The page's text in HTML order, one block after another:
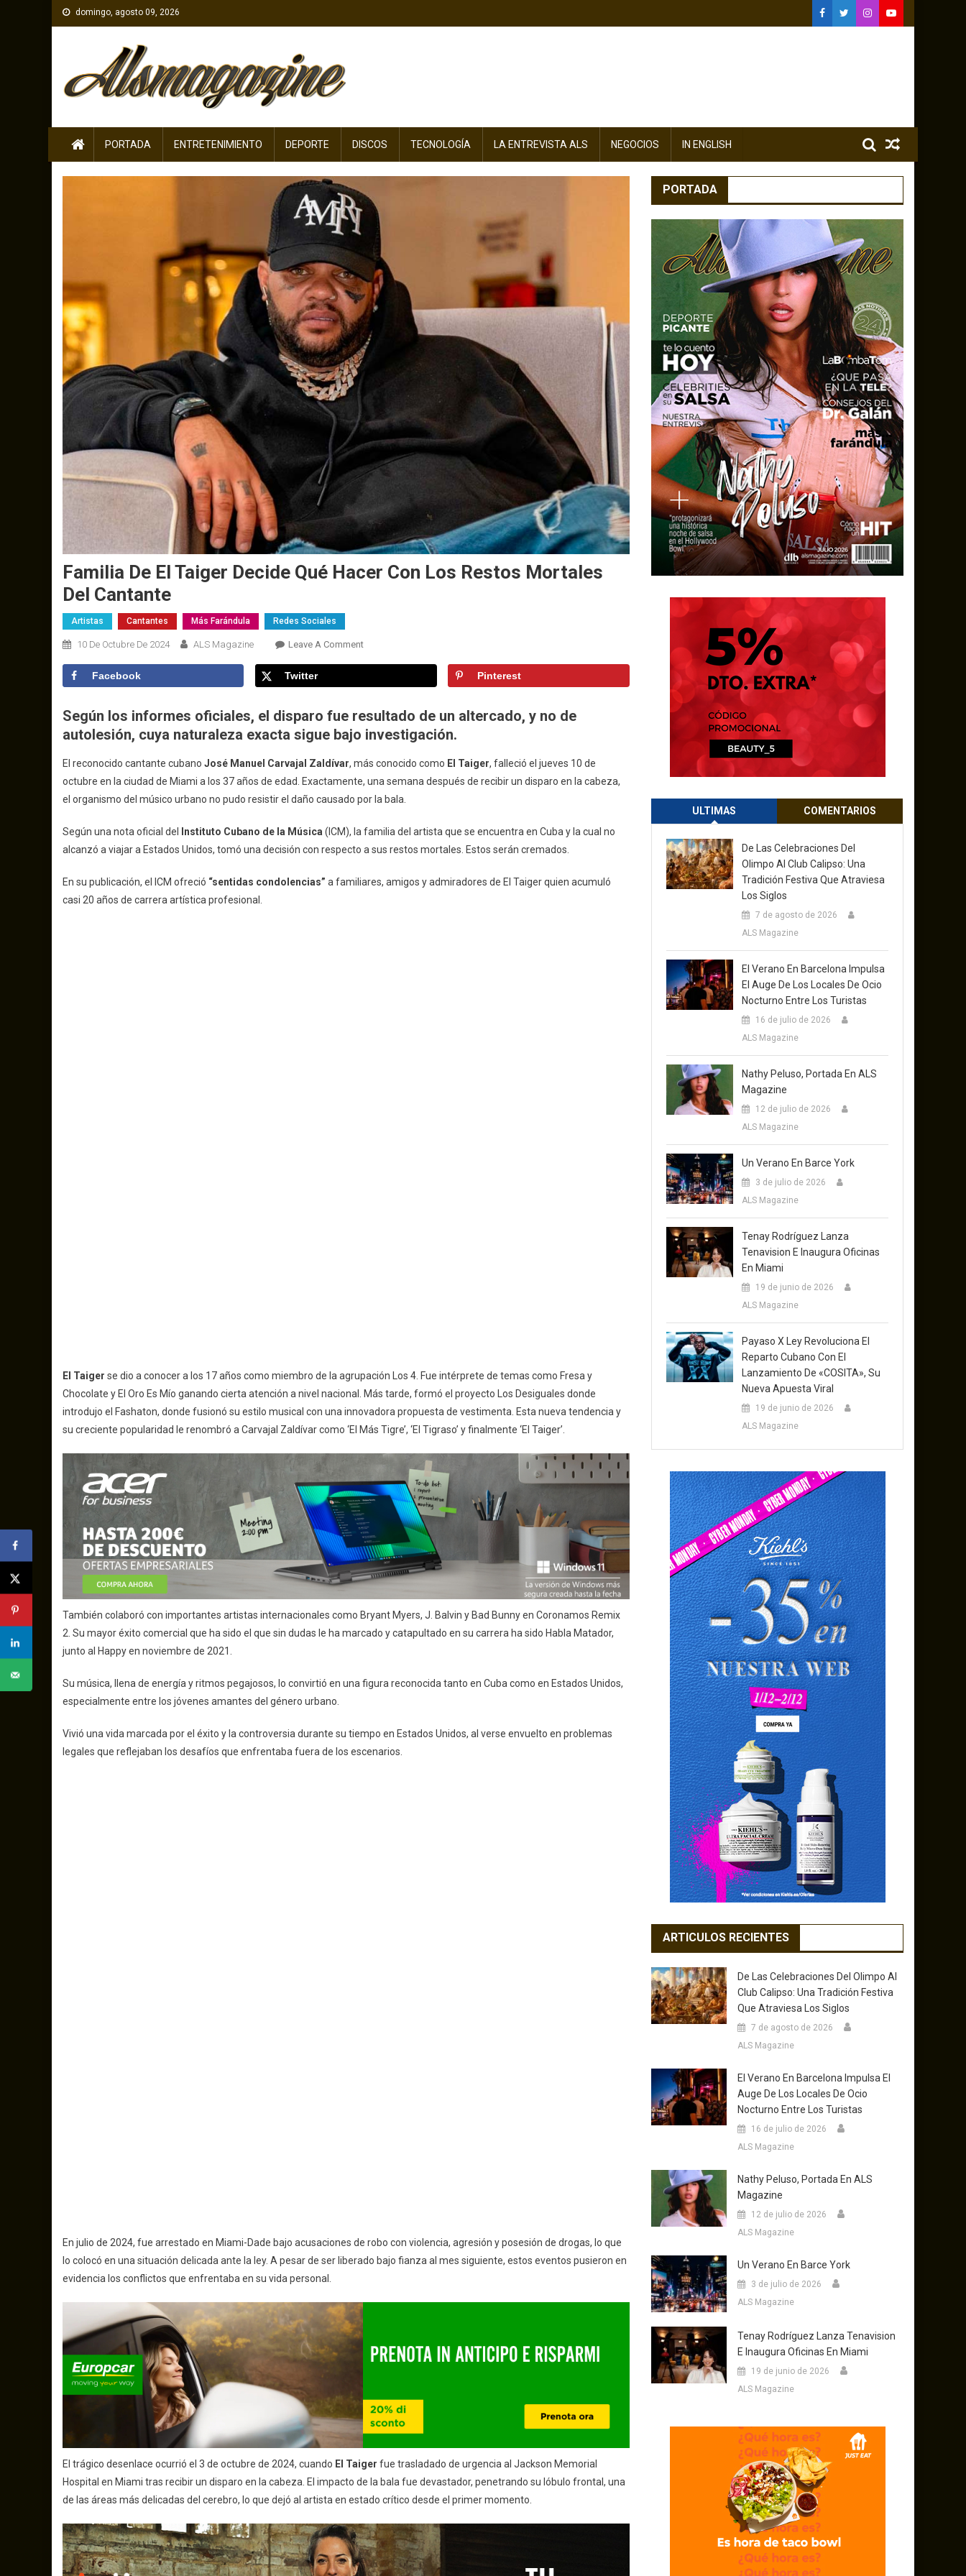
domingo, agosto 09, 2026
PORTADA ENTRETENIMIENTO DEPORTE DISCOS TECNOLOGÍA LA ENTREVISTA ALS NEGOCIOS IN ENGLISH
Familia De El Taiger Decide Qué Hacer Con Los Restos Mortales
Del Cantante
Artistas Cantantes Más Farándula Redes Sociales
10 De Octubre De 2024 ALS Magazine Leave A CommentOn
Taiger
Decide
Qué
Hacer
Los
Mortales
Facebook Twitter Pinterest
Según los informes oficiales, el disparo fue resultado de un altercado, y no de
autolesión, cuya naturaleza exacta sigue bajo investigación.
El reconocido cantante cubano José Manuel Carvajal Zaldívar, más conocido como El Taiger, falleció el jueves 10 de
octubre en la ciudad de Miami a los 37 años de edad. Exactamente, una semana después de recibir un disparo en la cabeza,
el organismo del músico urbano no pudo resistir el daño causado por la bala.
Según una nota oficial del Instituto Cubano de la Música (ICM), la familia del artista que se encuentra en Cuba y la cual no
alcanzó a viajar a Estados Unidos, tomó una decisión con respecto a sus restos mortales. Estos serán cremados.
En su publicación, el ICM ofreció “sentidas condolencias” a familiares, amigos y admiradores de El Taiger quien acumuló
casi 20 años de carrera artística profesional.
El Taiger se dio a conocer a los 17 años como miembro de la agrupación Los 4. Fue intérprete de temas como Fresa y
Chocolate y El Oro Es Mío ganando cierta atención a nivel nacional. Más tarde, formó el proyecto Los Desiguales donde
introdujo el Fashaton, donde fusionó su estilo musical con una innovadora propuesta de vestimenta. Esta nueva tendencia y
su creciente popularidad le renombró a Carvajal Zaldívar como ‘El Más Tigre’, ‘El Tigraso’ y finalmente ‘El Taiger’.
También colaboró con importantes artistas internacionales como Bryant Myers, J. Balvin y Bad Bunny en Coronamos Remix
2. Su mayor éxito comercial que ha sido el que sin dudas le ha marcado y catapultado en su carrera ha sido Habla Matador,
junto al Happy en noviembre de 2021.
Su música, llena de energía y ritmos pegajosos, lo convirtió en una figura reconocida tanto en Cuba como en Estados Unidos,
especialmente entre los jóvenes amantes del género urbano.
Vivió una vida marcada por el éxito y la controversia durante su tiempo en Estados Unidos, al verse envuelto en problemas
legales que reflejaban los desafíos que enfrentaba fuera de los escenarios.
En julio de 2024, fue arrestado en Miami-Dade bajo acusaciones de robo con violencia, agresión y posesión de drogas, lo que
lo colocó en una situación delicada ante la ley. A pesar de ser liberado bajo fianza al mes siguiente, estos eventos pusieron en
evidencia los conflictos que enfrentaba en su vida personal.
El trágico desenlace ocurrió el 3 de octubre de 2024, cuando El Taiger fue trasladado de urgencia al Jackson Memorial
Hospital en Miami tras recibir un disparo en la cabeza. El impacto de la bala fue devastador, penetrando su lóbulo frontal, una
de las áreas más delicadas del cerebro, lo que dejó al artista en estado crítico desde el primer momento.
PORTADA
ULTIMAS COMENTARIOS
De Las Celebraciones Del
Olimpo Al Club Calipso: Una
Tradición Festiva Que Atraviesa
Los Siglos
7 de agosto de 2026
ALS Magazine
El Verano En Barcelona Impulsa
El Auge De Los Locales De Ocio
Nocturno Entre Los Turistas
16 de julio de 2026
ALS Magazine
Nathy Peluso, Portada En ALS
Magazine
12 de julio de 2026
ALS Magazine
Un Verano En Barce York
3 de julio de 2026
ALS Magazine
Tenay Rodríguez Lanza
Tenavision E Inaugura Oficinas
En Miami
19 de junio de 2026
ALS Magazine
Payaso X Ley Revoluciona El
Reparto Cubano Con El
Lanzamiento De «COSITA», Su
Nueva Apuesta Viral
19 de junio de 2026
ALS Magazine
ARTICULOS RECIENTES
De Las Celebraciones Del Olimpo Al
Club Calipso: Una Tradición Festiva
Que Atraviesa Los Siglos
7 de agosto de 2026
ALS Magazine
El Verano En Barcelona Impulsa El
Auge De Los Locales De Ocio
Nocturno Entre Los Turistas
16 de julio de 2026
ALS Magazine
Nathy Peluso, Portada En ALS
Magazine
12 de julio de 2026
ALS Magazine
Un Verano En Barce York
3 de julio de 2026
ALS Magazine
Tenay Rodríguez Lanza Tenavision
E Inaugura Oficinas En Miami
19 de junio de 2026
ALS Magazine